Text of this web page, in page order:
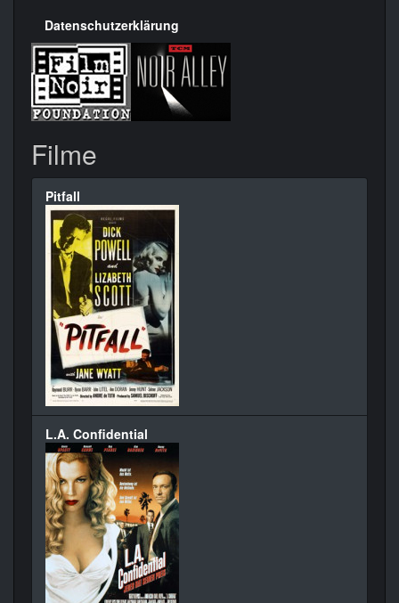
Datenschutzerklärung
Filme
Pitfall
L.A. Confidential